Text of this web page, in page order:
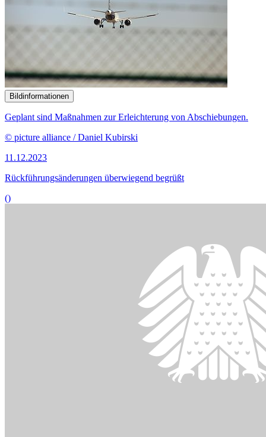
Bildinformationen
Geplant sind Maßnahmen zur Erleichterung von Abschiebungen.
© picture alliance / Daniel Kubirski
11.12.2023
Rückführungsänderungen überwiegend begrüßt
()